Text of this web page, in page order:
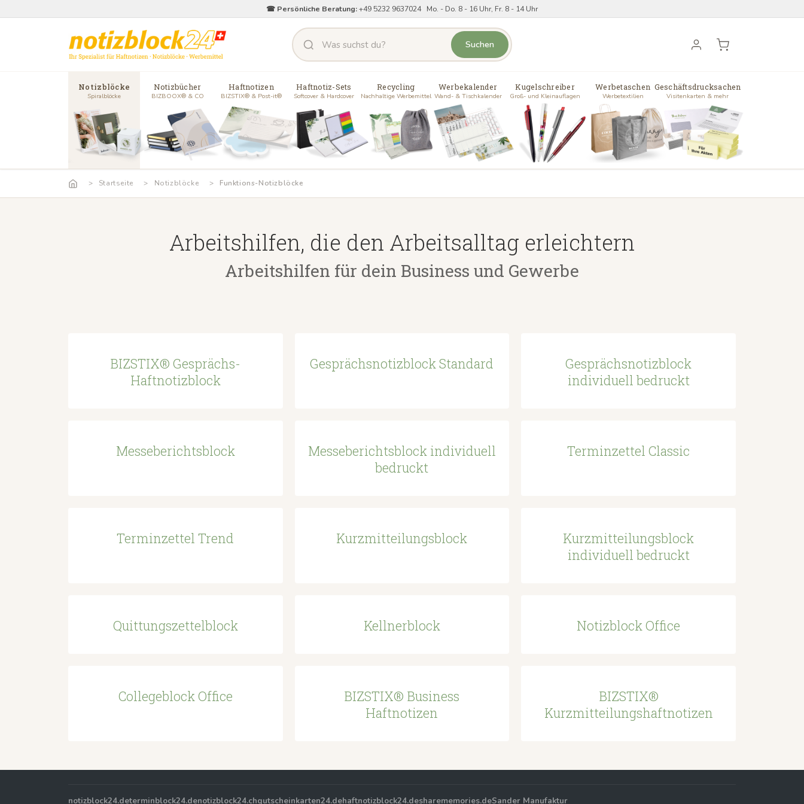
☎ Persönliche Beratung:+49 5232 9637024 Mo. - Do. 8 - 16 Uhr, Fr. 8 - 14 Uhr
Suchen
Notizblöcke
Spiralblöcke
Notizbücher
BIZBOOX® & CO
Haftnotizen
BIZSTIX® & Post-it®
Haftnotiz-Sets
Softcover & Hardcover
Recycling
Nachhaltige Werbemittel
Werbekalender
Wand- & Tischkalender
Kugelschreiber
Groß- und Kleinauflagen
Werbetaschen
Werbetextilien
Geschäftsdrucksachen
Visitenkarten & mehr
Startseite Notizblöcke Funktions-Notizblöcke
Arbeitshilfen, die den Arbeitsalltag erleichtern
Arbeitshilfen für dein Business und Gewerbe
BIZSTIX® Gesprächs-
Haftnotizblock
Gesprächsnotizblock Standard
Gesprächsnotizblock
individuell bedruckt
Messeberichtsblock
Messeberichtsblock individuell
bedruckt
Terminzettel Classic
Terminzettel Trend Kurzmitteilungsblock
Kurzmitteilungsblock
individuell bedruckt
Quittungszettelblock Kellnerblock Notizblock Office
Collegeblock Office
BIZSTIX® Business
Haftnotizen
BIZSTIX®
Kurzmitteilungshaftnotizen
notizblock24.determinblock24.denotizblock24.chgutscheinkarten24.dehaftnotizblock24.desharememories.deSander Manufaktur